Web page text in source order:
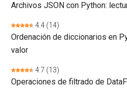
Archivos JSON con Python:
4.4 (14)
Ordenación de diccionarios en
valor
4.7 (13)
Operaciones de filtrado de